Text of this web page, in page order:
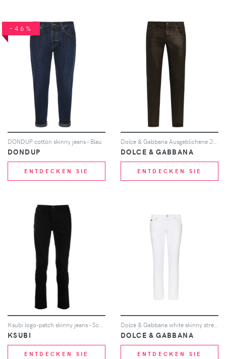
-46%
DONDUP cotton skinny jeans - Blau
DONDUP
ENTDECKEN SIE
Dolce & Gabbana Ausgeblichene Jeans - Schwarz
DOLCE & GABBANA
ENTDECKEN SIE
KSUBI
ENTDECKEN SIE
DOLCE & GABBANA
ENTDECKEN SIE